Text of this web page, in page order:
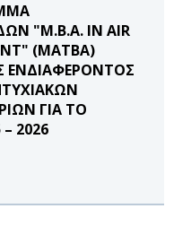
"M.B.A. IN AIR
(MATBA)
ΕΝΔΙΑΦΕΡΟΝΤΟΣ
ΓΙΑ ΤΟ
2026